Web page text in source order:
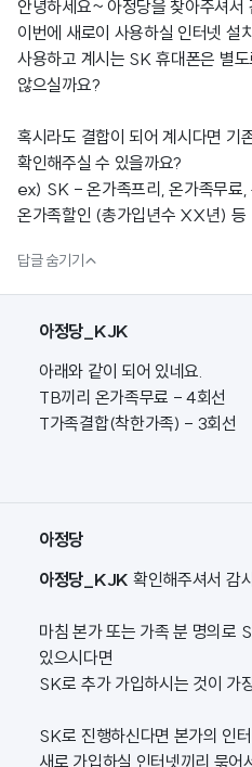
안녕하세요~ 아정당을 찾아주셔서
이번에 새로이 사용하실 인터넷 설
사용하고 계시는 SK 휴대폰은 별
않으실까요?
혹시라도 결합이 되어 계시다면 기
확인해주실 수 있을까요?
ex) SK - 온가족프리, 온가족무료,
온가족할인 (총가입년수 XX년) 등
답글 숨기기
아정당_KJK
아래와 같이 되어 있네요.
TB끼리 온가족무료 - 4회선
T가족결합(착한가족) - 3회선
아정당
아정당_KJK 확인해주셔서 감
마침 본가 또는 가족 분 명의로
있으시다면
SK로 추가 가입하시는 것이 가
SK로 진행하신다면 본가의 인
새로 가입하실 인터넷끼리 묶어